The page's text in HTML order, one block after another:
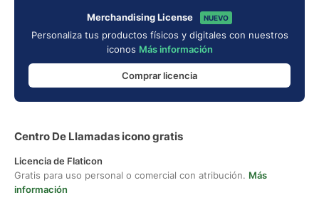
Merchandising License NUEVO
Personaliza tus productos físicos y digitales con nuestros
iconos Más información
Comprar licencia
Centro De Llamadas icono gratis
Licencia de Flaticon
Gratis para uso personal o comercial con atribución. Más
información